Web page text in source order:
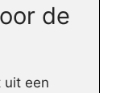
de
uit een